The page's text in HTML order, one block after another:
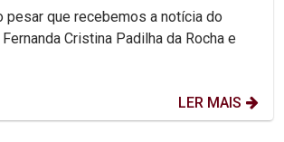
pesar que recebemos a notícia do
Cristina Padilha da Rocha e
LER MAIS